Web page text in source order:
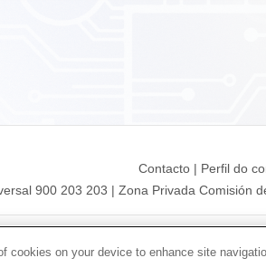
Contacto | Perfil do
900 203 203 | Zona Privada Comisión
cookies on your device to enhance site